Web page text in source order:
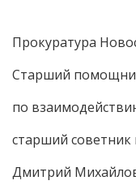
Прокуратура
Старший
по
старший
Дмитрий